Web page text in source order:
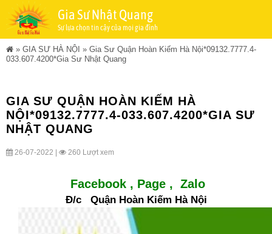
Gia Sư Nhật Quang
Sự lựa chọn tin cậy của mọi gia đình
» GIA SƯ HÀ NỘI » Gia Sư Quận Hoàn Kiếm Hà Nội*09132.7777.4-
033.607.4200*Gia Sư Nhật Quang
GIA SƯ QUẬN HOÀN KIẾM HÀ
NỘI*09132.7777.4-033.607.4200*GIA SƯ
NHẬT QUANG
26-07-2022 | 260 Lượt xem
Facebook , Page , Zalo
Đ/c Quận Hoàn Kiếm Hà Nội